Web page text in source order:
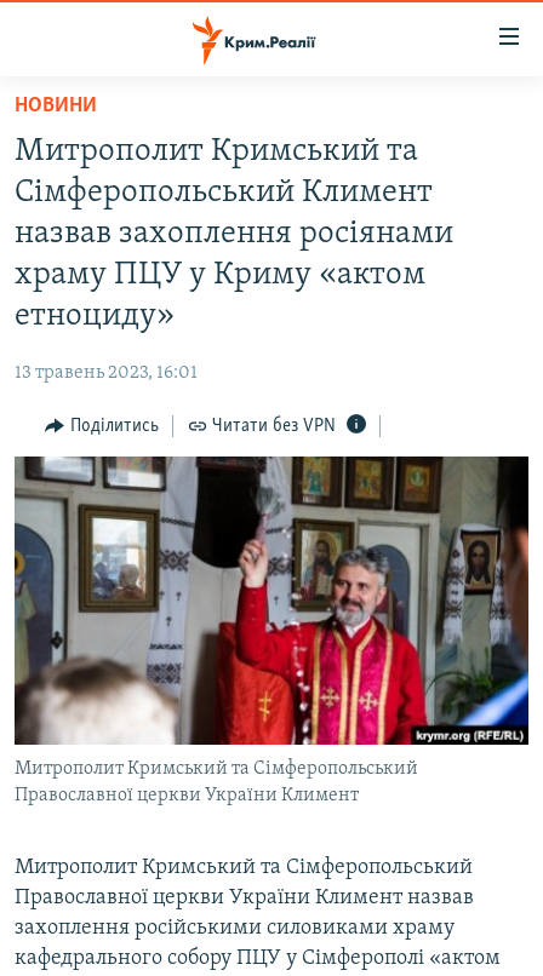
Перейти
основного
матеріалу
Перейти
до
основної
навігації
до
ВОДА.КРИМ
ВІДЕО ТА ФОТО
ПОЛІТИКА
БЛОГИ
ІНТЕРВ'Ю
ВСЕ ЗА ДЕНЬ
СПЕЦПРОЕКТИ
ДЕПОРТАЦІЯ
ВІДЕОУРОКИ «ELIFBE»
СВІДЧЕННЯ ОКУПАЦІЇ
УКРАЇНСЬКА ПРОБЛЕМА КРИМУ
ІНФОГРАФІКА
ЯК ОБІЙТИ БЛОКУВАННЯ
Русский
Qırımtatar
ДОЛУЧАЙСЯ!
Усі сайти RFE/RL
НОВИНИ
Митрополит Кримський та
Сімферопольський Климент
назвав захоплення росіянами
храму ПЦУ у Криму «актом
етноциду»
13 травень 2023, 16:01
Поділитись Читати без VPN
Митрополит Кримський та Сімферопольський
Православної церкви України Климент
Митрополит Кримський та Сімферопольський
Православної церкви України Климент назвав
захоплення російськими силовиками храму
кафедрального собору ПЦУ у Сімферополі «актом